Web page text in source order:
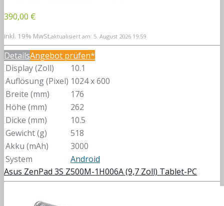
390,00 €
inkl. 19% MwSt.aktualisiert am: 5. August 2026 19:59
DetailsAngebot prüfen*
Display (Zoll)
10.1
Auflösung (Pixel) 1024 x 600
Breite (mm)
176
Höhe (mm)
262
Dicke (mm)
10.5
Gewicht (g)
518
Akku (mAh)
3000
System
Android
Asus ZenPad 3S Z500M-1H006A (9,7 Zoll) Tablet-PC